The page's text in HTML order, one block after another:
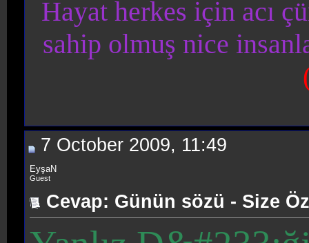
Hayat herkes için acı
sahip olmuş nice
7 October 2009, 11:49
EyşaN
Guest
Cevap: Günün sözü - Size